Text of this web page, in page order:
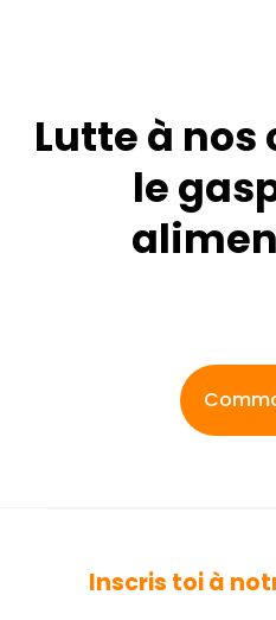
Lutte à nos
le
Inscris toi à